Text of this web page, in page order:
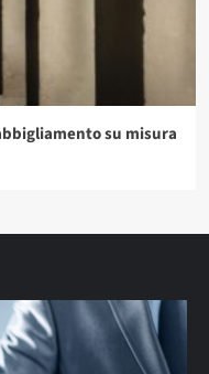
su misura